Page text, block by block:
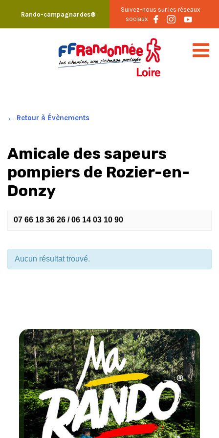
content
Rando-campagnardes®
Suivez-nous sur les réseaux
sociaux
← Retour à Évènements
Amicale des sapeurs
pompiers de Rozier-en-
Donzy
07 66 18 36 26 / 06 14 03 10 90
Aucun résultat trouvé.
Chaque
testez un